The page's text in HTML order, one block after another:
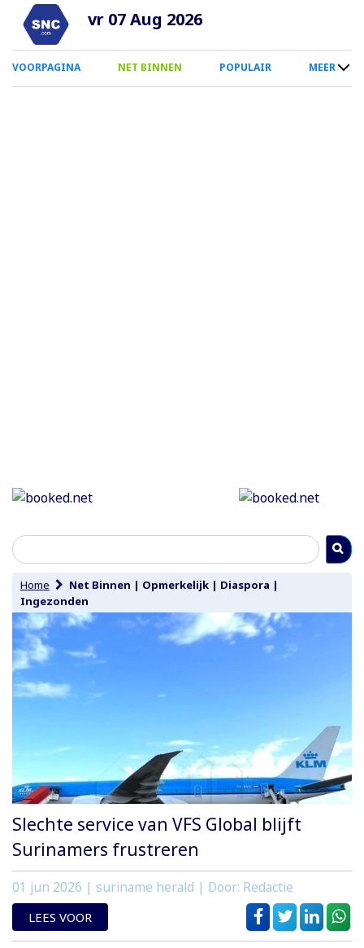
Overslaan
naar
inhoud
vr 07 Aug 2026
0
Smartphone
VOORPAGINA NET BINNEN POPULAIR MEER
Home Net Binnen | Opmerkelijk | Diaspora |
Ingezonden
Slechte service van VFS Global blijft
Surinamers frustreren
01 jun 2026 | suriname herald | Door: Redactie
LEES VOOR